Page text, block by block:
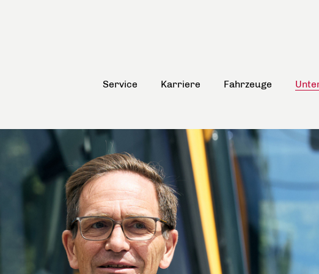
Service Karriere Fahrzeuge